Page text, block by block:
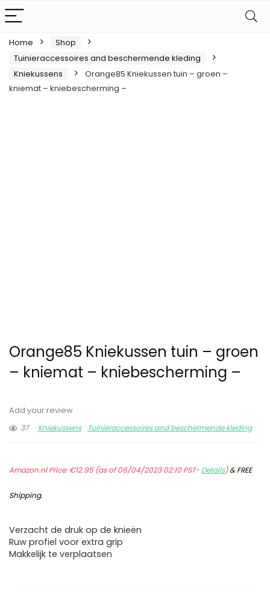
Home
Shop
Tuinieraccessoires and beschermende kleding
Kniekussens
Orange85 Kniekussen tuin – groen –
kniemat – kniebescherming –
Orange85 Kniekussen tuin – groen
– kniemat – kniebescherming –
Add your review
37
Kniekussens Tuinieraccessoires and beschermende kleding
Amazon.nl Price:€12.95(as of 06/04/2023 02:10 PST- Details)&FREE
Shipping.
Verzacht de druk op de knieën
Ruw profiel voor extra grip
Makkelijk te verplaatsen